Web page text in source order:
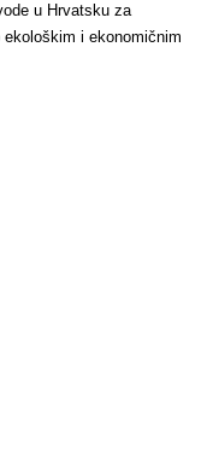
u Hrvatsku za
i ekonomičnim